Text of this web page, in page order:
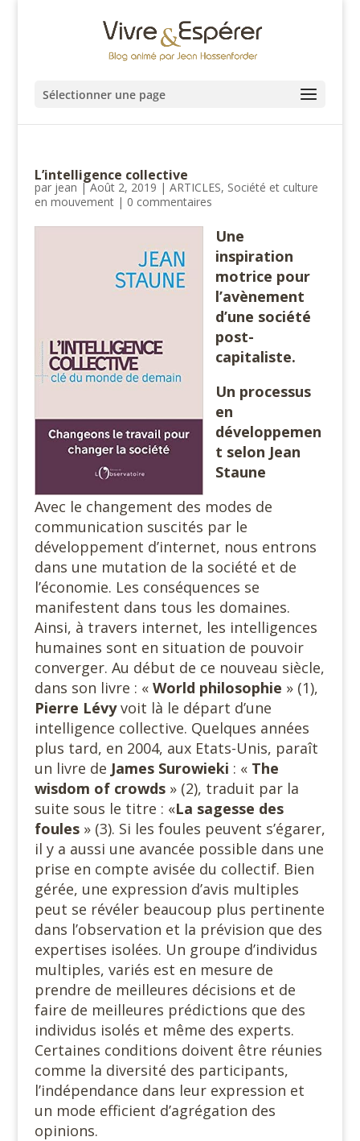
Sélectionner une page
L’intelligence collective
par jean |Août 2, 2019 | ARTICLES, Société et culture
en mouvement| 0 commentaires
Une
inspiration
motrice pour
l’avènement
d’une société
post-
capitaliste.
Un processus
en
développemen
t selon Jean
Staune
Avec le changement des modes de
communication suscités par le
développement d’internet, nous entrons
dans une mutation de la société et de
l’économie. Les conséquences se
manifestent dans tous les domaines.
Ainsi, à travers internet, les intelligences
humaines sont en situation de pouvoir
converger. Au début de ce nouveau siècle,
dans son livre : « World philosophie » (1),
Pierre Lévyvoit là le départ d’une
intelligence collective. Quelques années
plus tard, en 2004, aux Etats-Unis, paraît
un livre de James Surowieki : « The
wisdom of crowds » (2), traduit par la
suite sous le titre : «La sagesse des
foules » (3). Si les foules peuvent s’égarer,
il y a aussi une avancée possible dans une
prise en compte avisée du collectif. Bien
gérée, une expression d’avis multiples
peut se révéler beaucoup plus pertinente
dans l’observation et la prévision que des
expertises isolées. Un groupe d’individus
multiples, variés est en mesure de
prendre de meilleures décisions et de
faire de meilleures prédictions que des
individus isolés et même des experts.
Certaines conditions doivent être réunies
comme la diversité des participants,
l’indépendance dans leur expression et
un mode efficient d’agrégation des
opinions.